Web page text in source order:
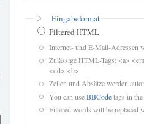
Eingabeformat
Filtered HTML
Internet- und E-Mail-Adressen
Zulässige HTML-Tags: <a>
<dd> <b>
Zeilen und Absätze werden
You can useBBCodetags in
Filtered words will be replaced